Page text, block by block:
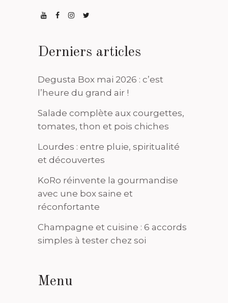
Derniers articles
Degusta Box mai 2026 : c’est
l’heure du grand air !
Salade complète aux courgettes,
tomates, thon et pois chiches
Lourdes : entre pluie, spiritualité
et découvertes
KoRo réinvente la gourmandise
avec une box saine et
réconfortante
Champagne et cuisine : 6 accords
simples à tester chez soi
Menu